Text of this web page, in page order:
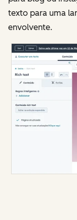
texto para uma
envolvente.